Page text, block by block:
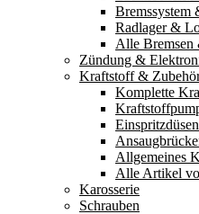
Bremssystem
Radlager &
Alle
Zündung &
Kraftstoff &
Komplette
Allgemeines
Alle Artikel
Karosserie
Schrauben